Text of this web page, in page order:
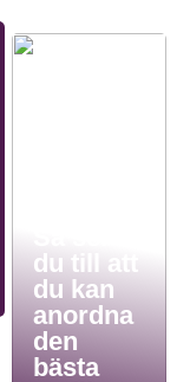
du till att
du kan
anordna
den
bästa